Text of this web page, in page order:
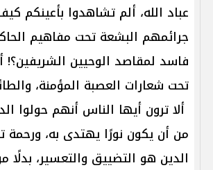
عباد الله، ألم تشاهدوا بأعينكم
جرائمهم البشعة تحت مفاهيم
فاسد لمقاصد الوحيين الشريفين؟!
تحت شعارات العصبة المؤمنة،
ألا ترون أيها الناس أنهم حولوا
من أن يكون نورًا يهتدى به،
الدين هو التضييق والتعسير، بدلًا